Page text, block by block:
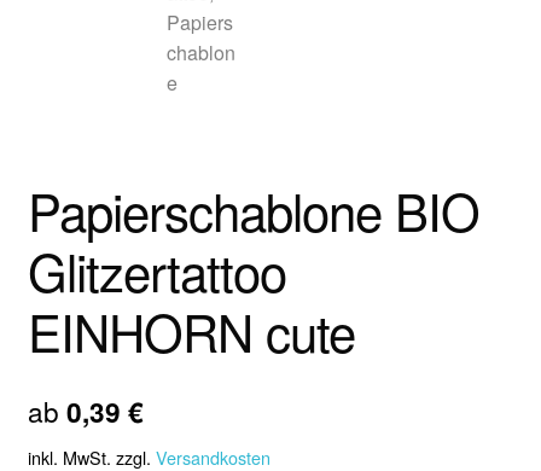
Papierschablone BIO
Glitzertattoo
EINHORN cute
ab 0,39 €
inkl. MwSt. zzgl. Versandkosten